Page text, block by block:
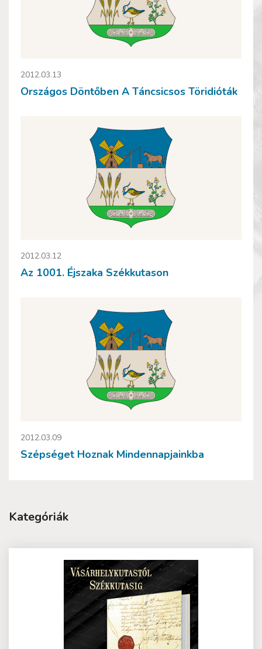
2012.03.13
Országos Döntőben A Táncsicsos Töridióták
2012.03.12
Az 1001. Éjszaka Székkutason
2012.03.09
Szépséget Hoznak Mindennapjainkba
Kategóriák